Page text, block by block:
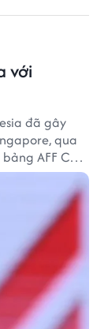
với
đã gây
qua
AFF Cup